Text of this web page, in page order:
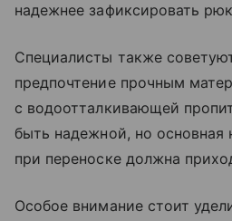
надежнее зафиксировать
Специалисты также
предпочтение прочным
с водоотталкивающей
быть надежной, но основная
при переноске должна
Особое внимание стоит